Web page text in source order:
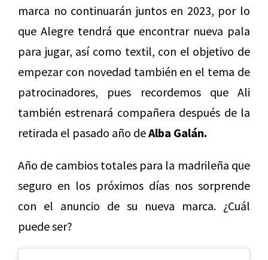
marca no continuarán juntos en 2023, por lo
que Alegre tendrá que encontrar nueva pala
para jugar, así como textil, con el objetivo de
empezar con novedad también en el tema de
patrocinadores, pues recordemos que Ali
también estrenará compañera después de la
retirada el pasado año deAlba Galán.
Año de cambios totales para la madrileña que
seguro en los próximos días nos sorprende
con el anuncio de su nueva marca. ¿Cuál
puede ser?